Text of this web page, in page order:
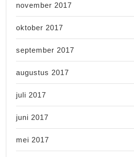
november 2017
oktober 2017
september 2017
augustus 2017
juli 2017
juni 2017
mei 2017